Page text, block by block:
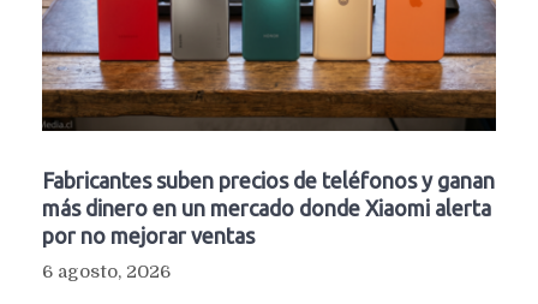
Fabricantes suben precios de teléfonos y ganan
más dinero en un mercado donde Xiaomi alerta
por no mejorar ventas
6 agosto, 2026